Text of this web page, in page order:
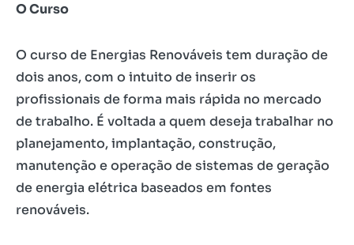
O Curso
O curso de Energias Renováveis tem duração de
dois anos, com o intuito de inserir os
profissionais de forma mais rápida no mercado
de trabalho. É voltada a quem deseja trabalhar no
planejamento, implantação, construção,
manutenção e operação de sistemas de geração
de energia elétrica baseados em fontes
renováveis.